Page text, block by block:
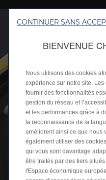
CONTINUER SANS
BIENVENUE
Nous utilisons des cookies
expérience sur notre site.
fournir des fonctionnalités
gestion du réseau et
et les performances grâce à
la reconnaissance de la
améliorent ainsi ce que nous
également utiliser des
qui vous sont davantage
être traités par des tiers
l'Espace économique